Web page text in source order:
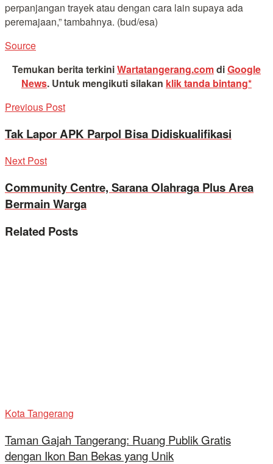
perpanjangan trayek atau dengan cara lain supaya ada
peremajaan,” tambahnya. (bud/esa)
Source
Temukan berita terkiniWartatangerang.comdiGoogle
News. Untuk mengikuti silakan klik tanda bintang*
Previous Post
Tak Lapor APK Parpol Bisa Didiskualifikasi
Next Post
Community Centre, Sarana Olahraga Plus Area
Bermain Warga
Related Posts
Kota Tangerang
Taman Gajah Tangerang: Ruang Publik Gratis
dengan Ikon Ban Bekas yang Unik